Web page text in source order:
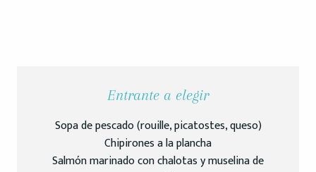
Entrante a elegir
Sopa de pescado (rouille, picatostes, queso)
Chipirones a la plancha
Salmón marinado con chalotas y muselina de